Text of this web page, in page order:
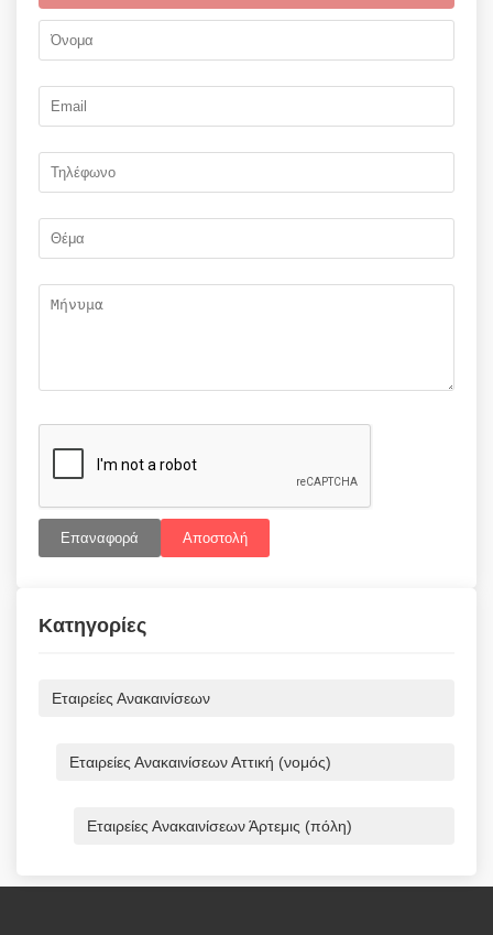
Επαναφορά Αποστολή
Κατηγορίες
Εταιρείες Ανακαινίσεων
Εταιρείες Ανακαινίσεων Αττική (νομός)
Εταιρείες Ανακαινίσεων Άρτεμις (πόλη)